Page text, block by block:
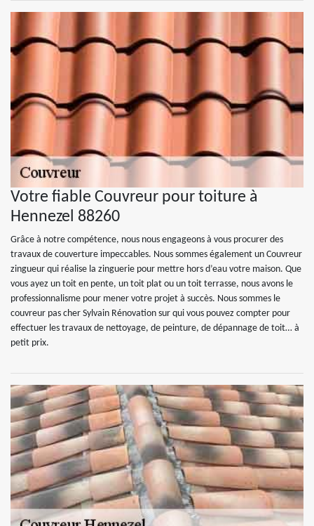
Votre fiable Couvreur pour toiture à
Hennezel 88260
Grâce à notre compétence, nous nous engageons à vous procurer des
travaux de couverture impeccables. Nous sommes également un Couvreur
zingueur qui réalise la zinguerie pour mettre hors d’eau votre maison. Que
vous ayez un toit en pente, un toit plat ou un toit terrasse, nous avons le
professionnalisme pour mener votre projet à succès. Nous sommes le
couvreur pas cher Sylvain Rénovation sur qui vous pouvez compter pour
effectuer les travaux de nettoyage, de peinture, de dépannage de toit… à
petit prix.